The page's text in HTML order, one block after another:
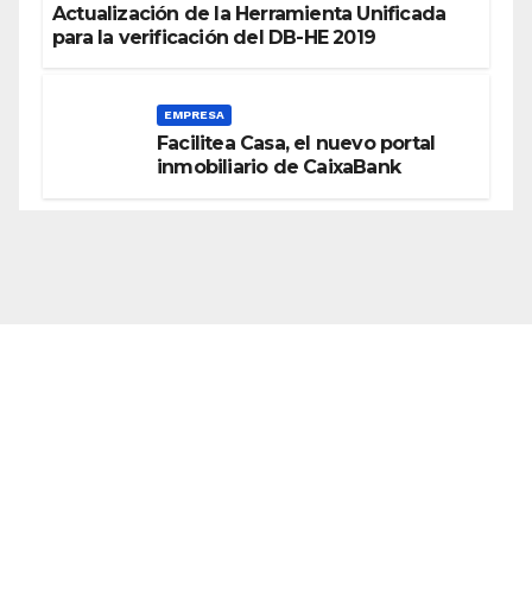
Actualización de la Herramienta Unificada
para la verificación del DB-HE 2019
EMPRESA
Facilitea Casa, el nuevo portal
inmobiliario de CaixaBank